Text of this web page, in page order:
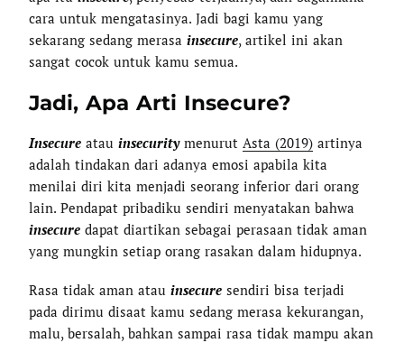
cara untuk mengatasinya. Jadi bagi kamu yang
sekarang sedang merasainsecure, artikel ini akan
sangat cocok untuk kamu semua.
Jadi, Apa Arti Insecure?
Insecure atauinsecuritymenurut Asta (2019) artinya
adalah tindakan dari adanya emosi apabila kita
menilai diri kita menjadi seorang inferior dari orang
lain. Pendapat pribadiku sendiri menyatakan bahwa
insecure dapat diartikan sebagai perasaan tidak aman
yang mungkin setiap orang rasakan dalam hidupnya.
Rasa tidak aman atauinsecure sendiri bisa terjadi
pada dirimu disaat kamu sedang merasa kekurangan,
malu, bersalah, bahkan sampai rasa tidak mampu akan